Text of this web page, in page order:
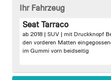
beginning
gallery
Ihr Fahrzeug
Seat Tarraco
ab 2018 | SUV | mit Druckknopf
den vorderen Matten
im Gummi vorn beidseitig